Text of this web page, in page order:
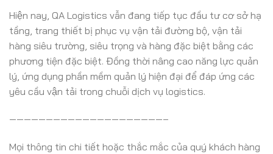
Hiện nay, QA Logistics vẫn đang tiếp tục đầu tư cơ sở hạ
tầng, trang thiết bị phục vụ vận tải đường bộ, vận tải
hàng siêu trường, siêu trọng và hàng đặc biệt bằng các
phương tiện đặc biệt. Đồng thời nâng cao năng lực quản
lý, ứng dụng phần mềm quản lý hiện đại để đáp ứng các
yêu cầu vận tải trong chuỗi dịch vụ logistics.
—————————————————————–
Mọi thông tin chi tiết hoặc thắc mắc của quý khách hàng